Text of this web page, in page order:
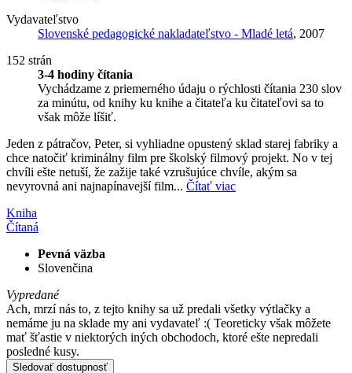
Vydavateľstvo
Slovenské pedagogické nakladateľstvo - Mladé letá, 2007
152 strán
3-4 hodiny čítania
Vychádzame z priemerného údaju o rýchlosti čítania 230 slov
za minútu, od knihy ku knihe a čitateľa ku čitateľovi sa to
však môže líšiť.
Jeden z pátračov, Peter, si vyhliadne opustený sklad starej fabriky a
chce natočiť kriminálny film pre školský filmový projekt. No v tej
chvíli ešte netuší, že zažije také vzrušujúce chvíle, akým sa
nevyrovná ani najnapínavejší film... Čítať viac
Kniha
Čítaná
Pevná väzba
Slovenčina
Vypredané
Ach, mrzí nás to, z tejto knihy sa už predali všetky výtlačky a
nemáme ju na sklade my ani vydavateľ :( Teoreticky však môžete
mať šťastie v niektorých iných obchodoch, ktoré ešte nepredali
posledné kusy.
Sledovať dostupnosť